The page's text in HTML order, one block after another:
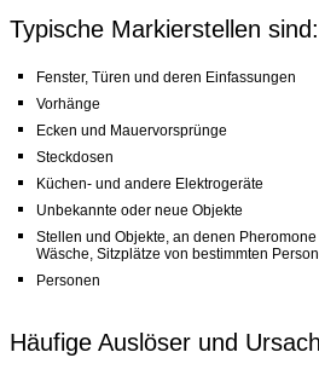
Typische Markierstellen sind:
Fenster, Türen und deren Einfassungen
Vorhänge
Ecken und Mauervorsprünge
Steckdosen
Küchen- und andere Elektrogeräte
Unbekannte oder neue Objekte
Stellen und Objekte, an denen
Wäsche, Sitzplätze von bestimmten
Personen
Häufige Auslöser und